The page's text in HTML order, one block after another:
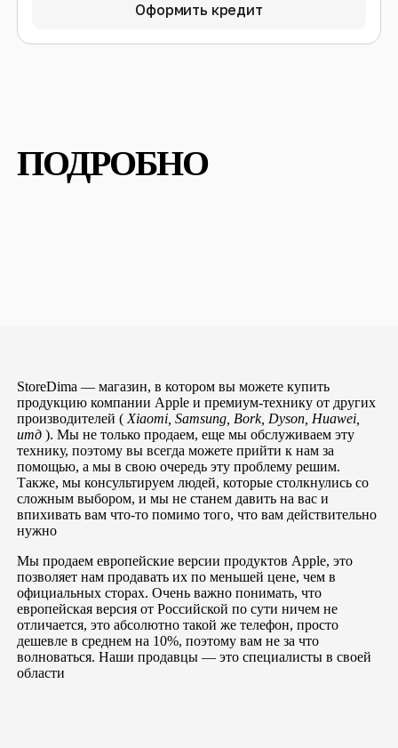
Оформить кредит
ПОДРОБНО
StoreDima — магазин, в котором вы можете купить
продукцию компании Apple и премиум-технику от других
производителей ( Xiaomi, Samsung, Bork, Dyson, Huawei,
итд). Мы не только продаем, еще мы обслуживаем эту
технику, поэтому вы всегда можете прийти к нам за
помощью, а мы в свою очередь эту проблему решим.
Также, мы консультируем людей, которые столкнулись со
сложным выбором, и мы не станем давить на вас и
впихивать вам что-то помимо того, что вам действительно
нужно
Мы продаем европейские версии продуктов Apple, это
позволяет нам продавать их по меньшей цене, чем в
официальных сторах. Очень важно понимать, что
европейская версия от Российской по сути ничем не
отличается, это абсолютно такой же телефон, просто
дешевле в среднем на 10%, поэтому вам не за что
волноваться. Наши продавцы — это специалисты в своей
области